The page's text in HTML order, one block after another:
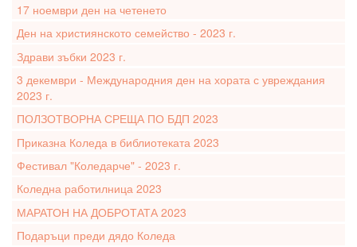
17 ноември ден на четенето
Ден на християнското семейство - 2023 г.
Здрави зъбки 2023 г.
3 декември - Международния ден на хората с увреждания
2023 г.
ПОЛЗОТВОРНА СРЕЩА ПО БДП 2023
Приказна Коледа в библиотеката 2023
Фестивал "Коледарче" - 2023 г.
Коледна работилница 2023
МАРАТОН НА ДОБРОТАТА 2023
Подаръци преди дядо Коледа